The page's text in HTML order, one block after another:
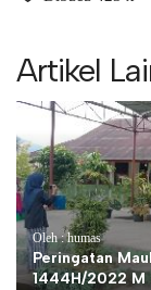
Artikel
Oleh : humas
Peringatan
1444H/2022 M